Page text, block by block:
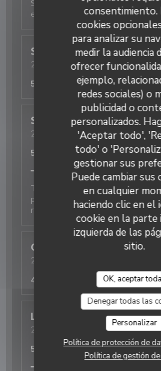
consentimiento.
cookies
para analizar su
medir la audiencia
ofrecer
ejemplo,
redes sociales) o
publicidad o
personalizados.
'Aceptar todo',
todo' o
gestionar sus
Puede cambiar sus
en cualquier
haciendo clic en el
cookie en la
izquierda de las
sitio.
OK, aceptar
Denegar todas las
Personalizar
Política de protección de
Política de gestión
Sehr charmanter und
exzellentes Essen
Simone
2026-08-03- 20:30 - Invitados 2
Ambiente /5 Menú
5
Soun
2026-08-03
- 20:00 - Invitados 1
/5 Ambiente: Menú
5
Toujours parfait. Le personnel est
professionnel. Les plats étaient
rapidement servis. Je
Olivier
2026-07-28
Ambiente:5/5 Menú:
4
Linda
2026-07-25
- 20:30 - Invitados 2
:5/5 Ambiente:5/5 Menú:
5
Restaurant